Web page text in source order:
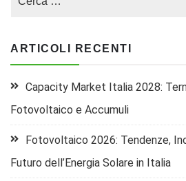
ARTICOLI RECENTI
Capacity Market Italia 2028:
Fotovoltaico e Accumuli
Fotovoltaico 2026: Tendenze,
Futuro dell’Energia Solare in Italia